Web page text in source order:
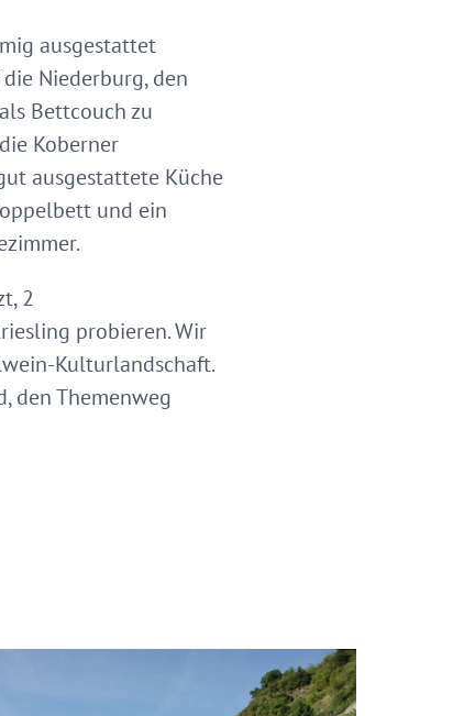
ausgestattet
Niederburg, den
Bettcouch zu
Koberner
ausgestattete Küche
und ein
2
probieren. Wir
Kulturlandschaft.
den Themenweg